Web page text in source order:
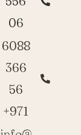
06
6088
366
56
971+